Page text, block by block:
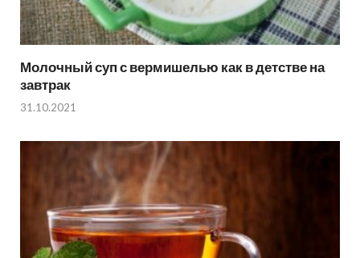
Молочный суп с вермишелью как в детстве на
завтрак
31.10.2021